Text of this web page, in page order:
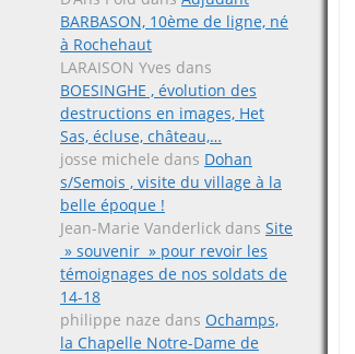
BARBASON, 10ème de ligne, né
à Rochehaut
LARAISON Yves dans
BOESINGHE , évolution des
destructions en images, Het
Sas, écluse, château,…
josse michele dans Dohan
s/Semois , visite du village à la
belle époque !
Jean-Marie Vanderlick dans Site
» souvenir » pour revoir les
témoignages de nos soldats de
14-18
philippe naze dans Ochamps,
la Chapelle Notre-Dame de